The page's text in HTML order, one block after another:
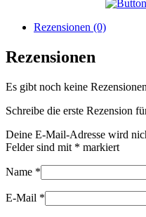
Rezensionen (0)
Rezensionen
Es gibt noch keine
Schreibe die erste Rezension
Deine E-Mail-Adresse wird
Felder sind mit * markiert
Name *
E-Mail *